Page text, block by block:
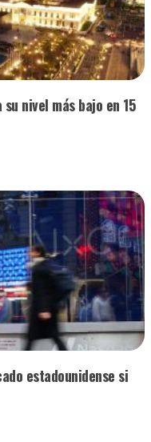
nivel más bajo en 15
estadounidense si